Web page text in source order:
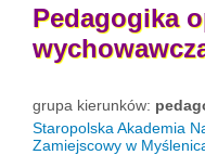
Pedagogika
grupa kierunków:
Staropolska Akademia
Zamiejscowy w